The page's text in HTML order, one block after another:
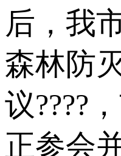
后，我
森林防
议????
正参会